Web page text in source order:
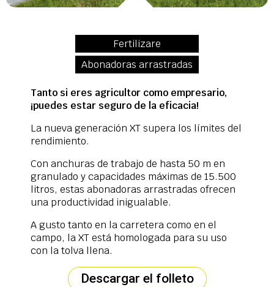
Fertilizare
Abonadoras arrastradas
Tanto si eres agricultor como empresario,
¡puedes estar seguro de la eficacia!
La nueva generación XT supera los límites del
rendimiento.
Con anchuras de trabajo de hasta 50 m en
granulado y capacidades máximas de 15.500
litros, estas abonadoras arrastradas ofrecen
una productividad inigualable.
A gusto tanto en la carretera como en el
campo, la XT está homologada para su uso
con la tolva llena.
Descargar el folleto